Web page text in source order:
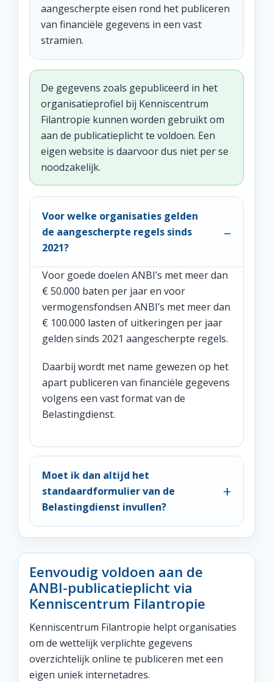
aangescherpte eisen rond het publiceren
van financiële gegevens in een vast
stramien.
De gegevens zoals gepubliceerd in het
organisatieprofiel bij Kenniscentrum
Filantropie kunnen worden gebruikt om
aan de publicatieplicht te voldoen. Een
eigen website is daarvoor dus niet per se
noodzakelijk.
Voor welke organisaties gelden
de aangescherpte regels sinds
2021?
Voor goede doelen ANBI’s met meer dan
€ 50.000 baten per jaar en voor
vermogensfondsen ANBI’s met meer dan
€ 100.000 lasten of uitkeringen per jaar
gelden sinds 2021 aangescherpte regels.
Daarbij wordt met name gewezen op het
apart publiceren van financiële gegevens
volgens een vast format van de
Belastingdienst.
Moet ik dan altijd het
standaardformulier van de
Belastingdienst invullen?
Eenvoudig voldoen aan de
ANBI-publicatieplicht via
Kenniscentrum Filantropie
Kenniscentrum Filantropie helpt organisaties
om de wettelijk verplichte gegevens
overzichtelijk online te publiceren met een
eigen uniek internetadres.